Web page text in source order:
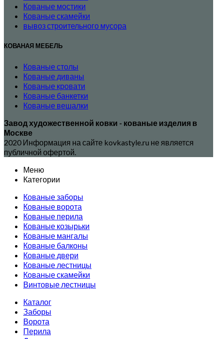
Кованые мостики
Кованые скамейки
вывоз строительного мусора
КОВАНАЯ МЕБЕЛЬ
Кованые столы
Кованые диваны
Кованые кровати
Кованые банкетки
Кованые вешалки
Завод художественной ковки - кованые изделия в
Москве
2020 Информация на сайте kovkastyle.ru не является
публичной офертой.
Меню
Категории
Кованые заборы
Кованые ворота
Кованые перила
Кованые козырьки
Кованые мангалы
Кованые балконы
Кованые двери
Кованые лестницы
Кованые скамейки
Винтовые лестницы
Каталог
Заборы
Ворота
Перила